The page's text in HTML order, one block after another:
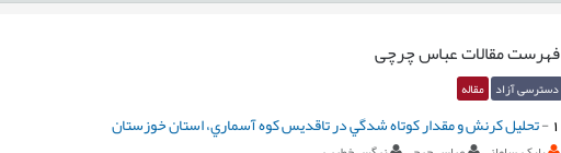
فهرست مقالاتعباس چرچی
دسترسی آزاد مقاله
1
-تحلیل کرنش و مقدار كوتاه شدگي در تاقديس كوه آسماري، استان خوزستان